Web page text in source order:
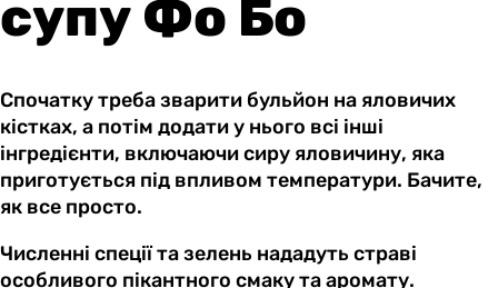
супу Фо Бо
Спочатку треба зварити бульйон на яловичих
кістках, а потім додати у нього всі інші
інгредієнти, включаючи сиру яловичину, яка
приготується під впливом температури. Бачите,
як все просто.
Численні спеції та зелень нададуть страві
особливого пікантного смаку та аромату.